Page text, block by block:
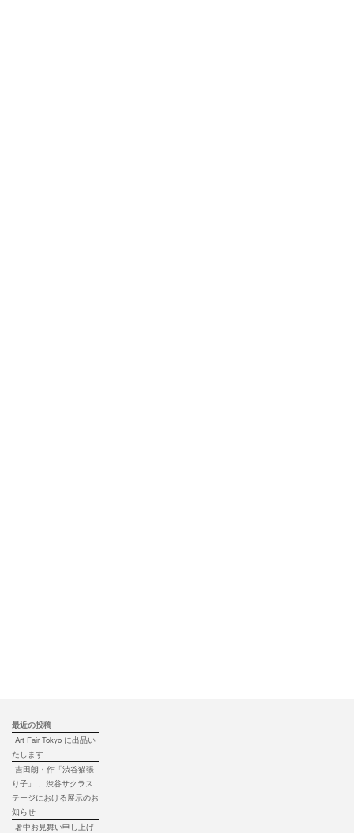
最近の投稿
Art Fair Tokyo に出品い
たします
吉田朗・作「渋谷猫張
り子」 、渋谷サクラス
テージにおける展示のお
知らせ
暑中お見舞い申し上げ